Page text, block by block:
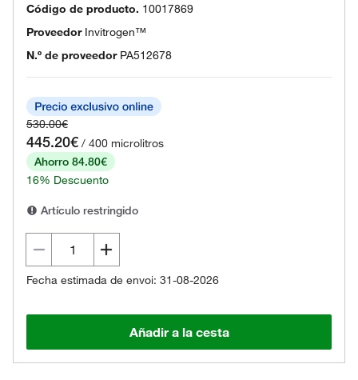
Código de producto. 10017869
Proveedor Invitrogen™
N.º de proveedor PA512678
530.00€
445.20€ / 400 microlitros
Ahorro 84.80€
16% Descuento
Artículo restringido
Fecha estimada de envoi: 31-08-2026
Añadir a la cesta